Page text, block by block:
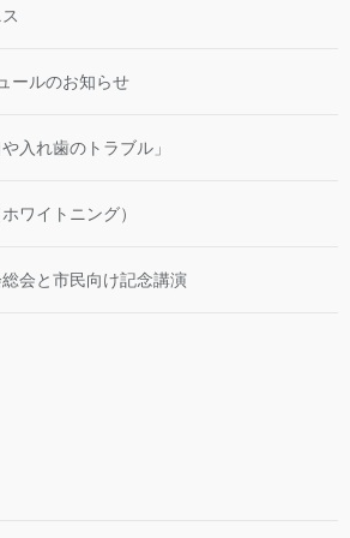
ールのお知らせ
入れ歯のトラブル」
ワイトニング）
会と市民向け記念講演